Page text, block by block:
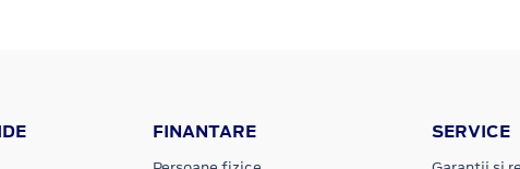
FINANTARE SERVICE